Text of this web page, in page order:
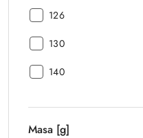
[mm]:
Długość
[mm]:
126
Długość
[mm]:
130
Długość
140
Masa [g]